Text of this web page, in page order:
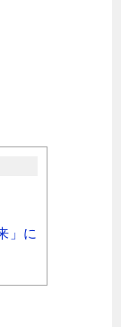
」に